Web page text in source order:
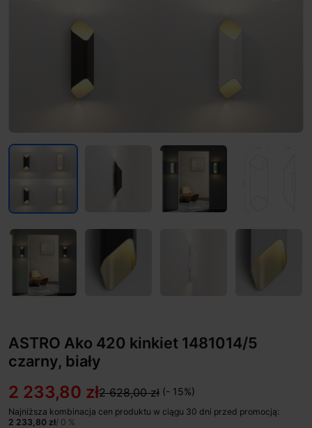
ASTRO Ako 420 kinkiet 1481014/5
czarny, biały
2 233,80 zł2 628,00 zł (- 15%)
Najniższa kombinacja cen produktu w ciągu 30 dni przed promocją:
2 233,80 zł/ 0 %